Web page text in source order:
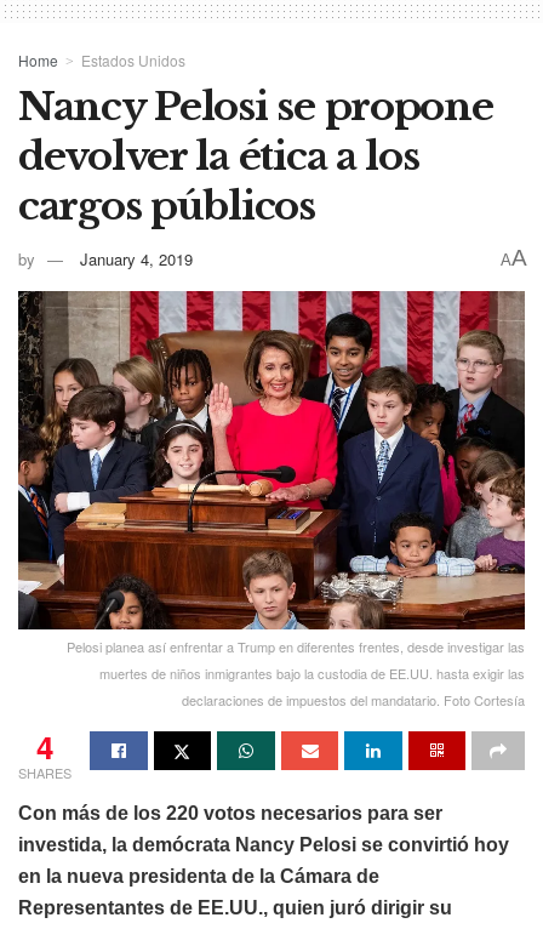
Home Estados Unidos
Nancy Pelosi se propone
devolver la ética a los
cargos públicos
by January 4, 2019 AA
Pelosi planea así enfrentar a Trump en diferentes frentes, desde investigar las
muertes de niños inmigrantes bajo la custodia de EE.UU. hasta exigir las
declaraciones de impuestos del mandatario. Foto Cortesía
4
SHARES
Con más de los 220 votos necesarios para ser
investida, la demócrata Nancy Pelosi se convirtió hoy
en la nueva presidenta de la Cámara de
Representantes de EE.UU., quien juró dirigir su